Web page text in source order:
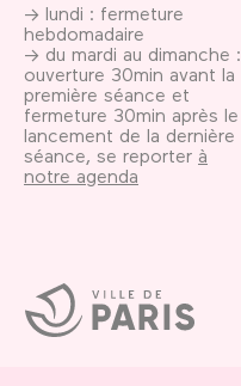
Ville
de
Paris
→ lundi : fermeture
hebdomadaire
→ du mardi au dimanche :
ouverture 30min avant la
première séance et
fermeture 30min après le
lancement de la dernière
séance, se reporter à
notre agenda